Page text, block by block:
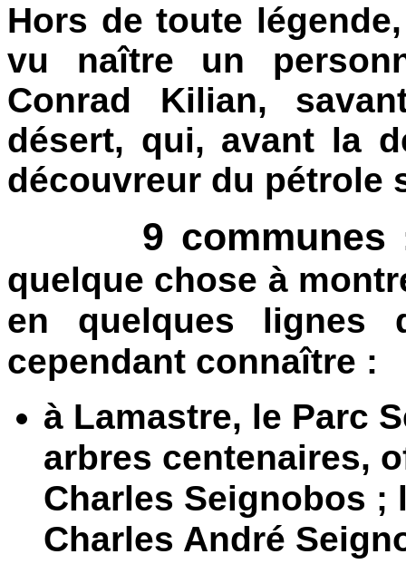
Hors de toute
vu naître un
Conrad Kilian,
désert, qui, avant la
découvreur du pétrole
9 communes
quelque chose à
en quelques
cependant connaître :
à Lamastre, le Parc
arbres centenaires,
Charles Seignobos
Charles André